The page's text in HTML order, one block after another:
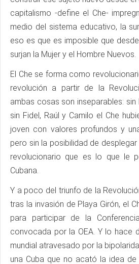
capitalismo -define el Che-
medio del sistema educativo, la
eso es que es imposible que
surjan la Mujer y el Hombre Nuevos.
El Che se forma como
revolución a partir de la
ambas cosas son inseparables: sin
sin Fidel, Raúl y Camilo el Che
joven con valores profundos y
pero sin la posibilidad de
revolucionario que es lo que le
Cubana.
Y a poco del triunfo de la
tras la invasión de Playa Girón, el
para participar de la
convocada por la OEA. Y lo hace
mundial atravesado por la
una Cuba que no acató la idea